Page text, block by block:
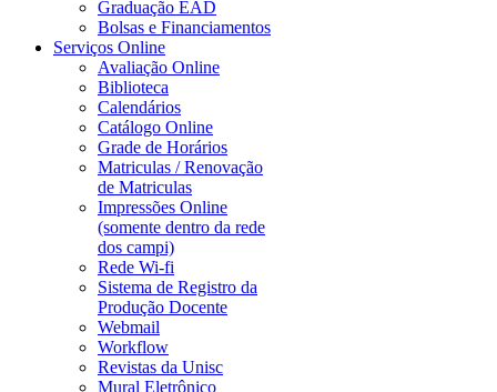
Graduação EAD
Bolsas e Financiamentos
Serviços Online
Avaliação Online
Biblioteca
Calendários
Catálogo Online
Grade de Horários
Matriculas / Renovação
de Matriculas
Impressões Online
(somente dentro da rede
dos campi)
Rede Wi-fi
Sistema de Registro da
Produção Docente
Webmail
Workflow
Revistas da Unisc
Mural Eletrônico